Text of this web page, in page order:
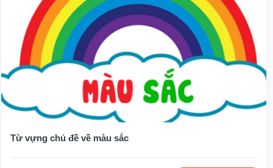
Từ vựng chủ đề về màu sắc